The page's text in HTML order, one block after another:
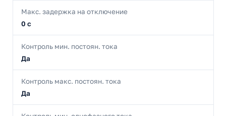
Макс. задержка на отключение
0 с
Контроль мин. постоян. тока
Да
Контроль макс. постоян. тока
Да